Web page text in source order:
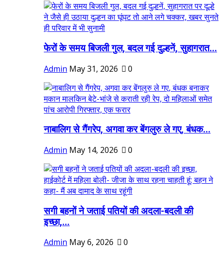
फेरों के समय बिजली गुल, बदल गई दुल्हनें, सुहागरात...
Admin May 31, 2026 0
नाबालिग से गैंगरेप, अगवा कर बेंगलुरु ले गए, बंधक...
Admin May 14, 2026 0
सगी बहनों ने जताई पतियों की अदला-बदली की
इच्छा,...
Admin May 6, 2026
0